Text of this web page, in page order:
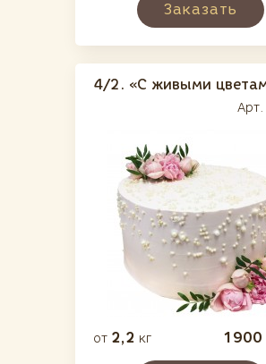
Заказать
4/2. «С живыми
от 2,2 кг 1900